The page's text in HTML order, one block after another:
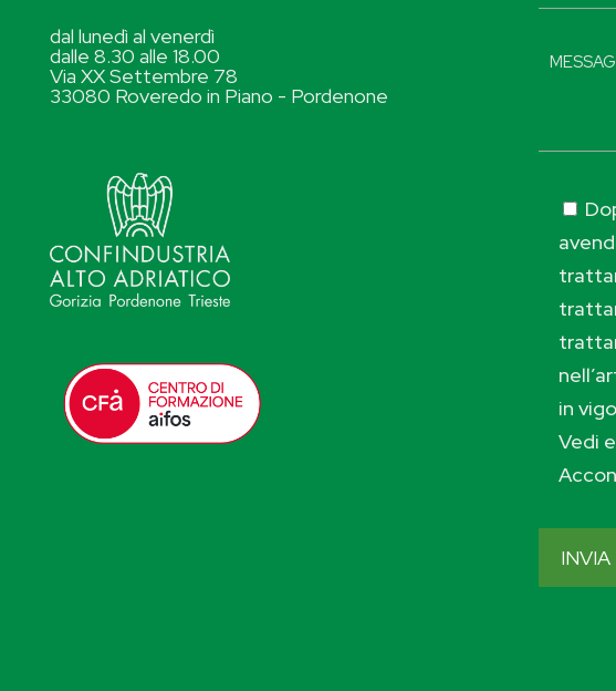
dal lunedì al venerdì
dalle 8.30 alle 18.00
Via XX Settembre 78
33080 Roveredo in Piano - Pordenone
in
Vedi